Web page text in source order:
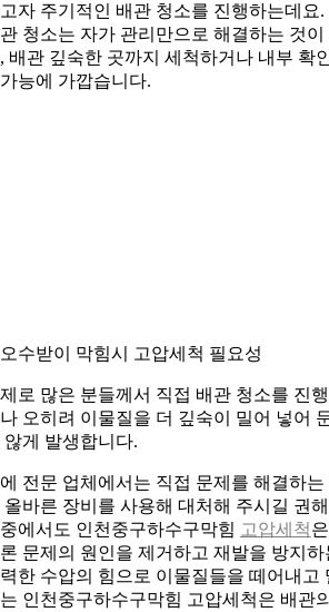
자 주기적인 배관 청소를 진행하는데요.
청소는 자가 관리만으로 해결하는 것
배관 깊숙한 곳까지 세척하거나 내부 확
능에 가깝습니다.
수받이 막힘시 고압세척 필요성
로 많은 분들께서 직접 배관 청소를 진
오히려 이물질을 더 깊숙이 밀어 넣어
않게 발생합니다.
전문 업체에서는 직접 문제를 해결하
올바른 장비를 사용해 대처해 주시길 권
에서도 인천중구하수구막힘 고압세척
문제의 원인을 제거하고 재발을 방지
한 수압의 힘으로 이물질들을 떼어내고
인천중구하수구막힘 고압세척은 배관